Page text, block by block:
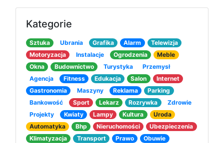
Kategorie
Sztuka Ubrania Grafika Alarm
Telewizja
Motoryzacja
Instalacje Ogrodzenia
Meble
Okna
Budownictwo Turystyka
Przemysł
Agencja
Fitness Edukacja Salon
Internet
Gastronomia
Maszyny Reklama
Parking
Bankowość
Sport Lekarz Rozrywka
Zdrowie
Projekty
Kwiaty Lampy Kultura
Uroda
Automatyka
Bhp Nieruchomości
Ubezpieczenia
Klimatyzacja
Transport Prawo
Obuwie